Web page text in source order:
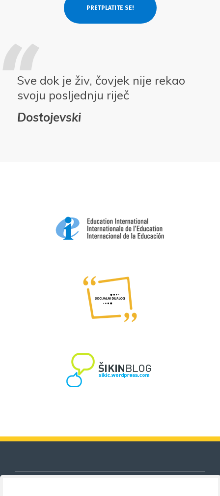
Sve dok je živ, čovjek nije rekao
svoju posljednju riječ
Dostojevski